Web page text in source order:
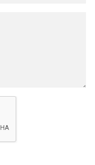
y
en